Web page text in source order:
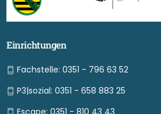
Einrichtungen
Fachstelle: 0351 - 796 63 52
P3|sozial: 0351 - 658 883 25